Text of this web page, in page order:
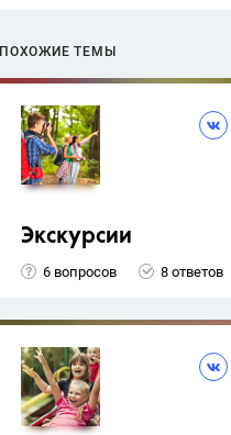
ПОХОЖИЕ ТЕМЫ
Экскурсии
6 вопросов 8 ответов